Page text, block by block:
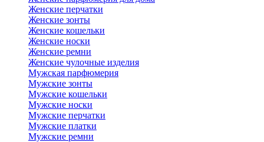
Женские перчатки
Женские зонты
Женские кошельки
Женские носки
Женские ремни
Женские чулочные изделия
Мужская парфюмерия
Мужские зонты
Мужские кошельки
Мужские носки
Мужские перчатки
Мужские платки
Мужские ремни